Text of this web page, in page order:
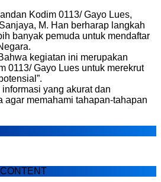
Kodim 0113/ Gayo Lues,
M. Han berharap langkah
banyak pemuda untuk mendaftar
kegiatan ini merupakan
0113/ Gayo Lues untuk merekrut
yang akurat dan
agar memahami tahapan-tahapan